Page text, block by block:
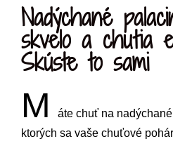
Nadýchané
skvelo a chutia
Skúste to sami
M
áte chuť na
ktorých sa vaše chuťové